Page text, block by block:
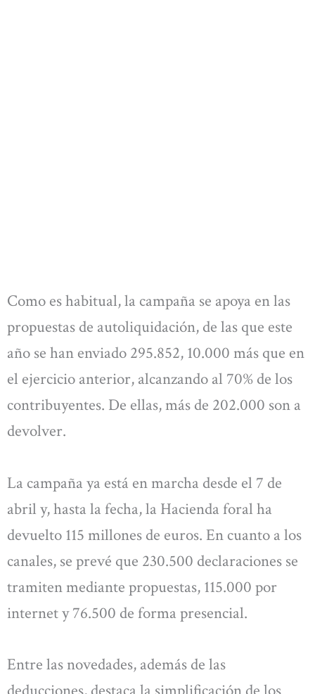
Como es habitual, la campaña se apoya en las
propuestas de autoliquidación, de las que este
año se han enviado 295.852, 10.000 más que en
el ejercicio anterior, alcanzando al 70% de los
contribuyentes. De ellas, más de 202.000 son a
devolver.
La campaña ya está en marcha desde el 7 de
abril y, hasta la fecha, la Hacienda foral ha
devuelto 115 millones de euros. En cuanto a los
canales, se prevé que 230.500 declaraciones se
tramiten mediante propuestas, 115.000 por
internet y 76.500 de forma presencial.
Entre las novedades, además de las